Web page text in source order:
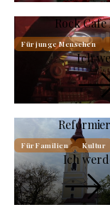
Rock
Für junge Menschen
Ich
Für Familien Kultur
Ich